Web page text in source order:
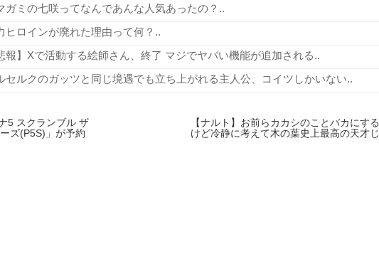
ガミの七咲ってなんであんな人気あったの？..
ヒロインが廃れた理由って何？..
報】Xで活動する絵師さん、終了 マジでヤバい機能が追加される..
セルクのガッツと同じ境遇でも立ち上がれる主人公、コイツしかいない..
5 スクランブル ザ
ズ(P5S)」が予約
【ナルト】お前らカカシのことバカにする
けど冷静に考えて木の葉史上最高の天才じ